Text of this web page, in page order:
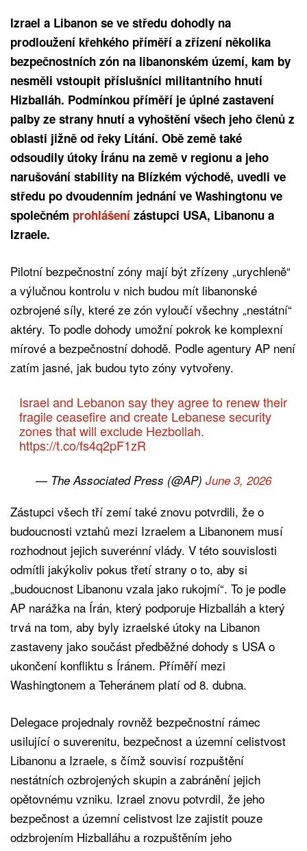
Izrael a Libanon se ve středu dohodly na
prodloužení křehkého příměří a zřízení několika
bezpečnostních zón na libanonském území, kam by
nesměli vstoupit příslušníci militantního hnutí
Hizballáh. Podmínkou příměří je úplné zastavení
palby ze strany hnutí a vyhoštění všech jeho členů z
oblasti jižně od řeky Lítání. Obě země také
odsoudily útoky Íránu na země v regionu a jeho
narušování stability na Blízkém východě, uvedli ve
středu po dvoudenním jednání ve Washingtonu ve
společném prohlášení zástupci USA, Libanonu a
Izraele.
Pilotní bezpečnostní zóny mají být zřízeny „urychleně“
a výlučnou kontrolu v nich budou mít libanonské
ozbrojené síly, které ze zón vyloučí všechny „nestátní“
aktéry. To podle dohody umožní pokrok ke komplexní
mírové a bezpečnostní dohodě. Podle agentury AP není
zatím jasné, jak budou tyto zóny vytvořeny.
Israel and Lebanon say they agree to renew their
fragile ceasefire and create Lebanese security
zones that will exclude Hezbollah.
https://t.co/fs4q2pF1zR
— The Associated Press (@AP) June 3, 2026
Zástupci všech tří zemí také znovu potvrdili, že o
budoucnosti vztahů mezi Izraelem a Libanonem musí
rozhodnout jejich suverénní vlády. V této souvislosti
odmítli jakýkoliv pokus třetí strany o to, aby si
„budoucnost Libanonu vzala jako rukojmí“. To je podle
AP narážka na Írán, který podporuje Hizballáh a který
trvá na tom, aby byly izraelské útoky na Libanon
zastaveny jako součást předběžné dohody s USA o
ukončení konfliktu s Íránem. Příměří mezi
Washingtonem a Teheránem platí od 8. dubna.
Delegace projednaly rovněž bezpečnostní rámec
usilující o suverenitu, bezpečnost a územní celistvost
Libanonu a Izraele, s čímž souvisí rozpuštění
nestátních ozbrojených skupin a zabránění jejich
opětovnému vzniku. Izrael znovu potvrdil, že jeho
bezpečnost a územní celistvost lze zajistit pouze
odzbrojením Hizballáhu a rozpuštěním jeho